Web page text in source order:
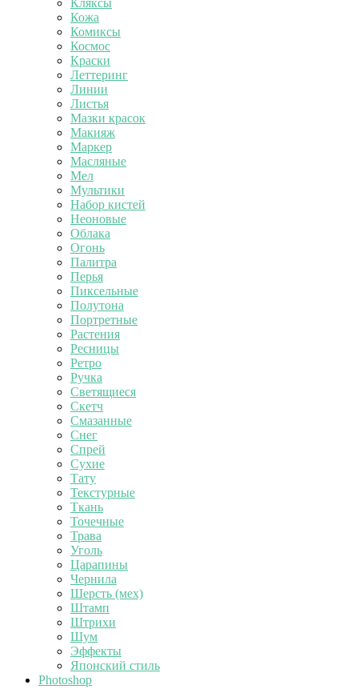
Кляксы
Кожа
Комиксы
Космос
Краски
Леттеринг
Линии
Листья
Мазки красок
Макияж
Маркер
Масляные
Мел
Мультики
Набор кистей
Неоновые
Облака
Огонь
Палитра
Перья
Пиксельные
Полутона
Портретные
Растения
Ресницы
Ретро
Ручка
Светящиеся
Скетч
Смазанные
Снег
Спрей
Сухие
Тату
Текстурные
Ткань
Точечные
Трава
Уголь
Царапины
Чернила
Шерсть (мех)
Штамп
Штрихи
Шум
Эффекты
Японский стиль
Photoshop